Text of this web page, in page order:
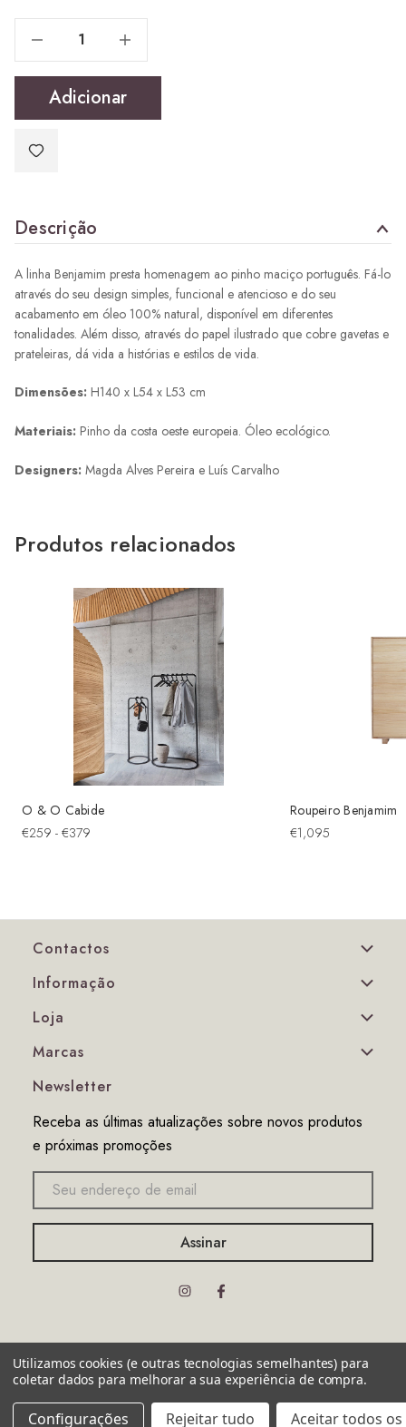
Reduzir Quantidade De Espelho/Cabide Benjamim Reduzir Quantidade De Espelho/Cabide Benjamim
Adicionar
Descrição
A linha Benjamim presta homenagem ao pinho maciço português. Fá-lo
através do seu design simples, funcional e atencioso e do seu
acabamento em óleo 100% natural, disponível em diferentes
tonalidades. Além disso, através do papel ilustrado que cobre gavetas e
prateleiras, dá vida a histórias e estilos de vida.
Dimensões: H140 x L54 x L53 cm
Materiais: Pinho da costa oeste europeia. Óleo ecológico.
Designers: Magda Alves Pereira e Luís Carvalho
Produtos relacionados
O & O Cabide
€259 - €379
Roupeiro Benjamim
€1,095
Contactos
Informação
Loja
Marcas
Newsletter
Receba as últimas atualizações sobre novos produtos
e próximas promoções
Endereço
email
© 2026 Interior Guider. Todos os direitos reservados.
Utilizamos cookies (e outras tecnologias semelhantes) para
coletar dados para melhorar a sua experiência de compra.
Configurações Rejeitar tudo Aceitar todos